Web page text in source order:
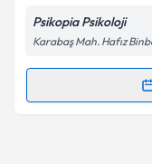
Kişisel
Metni'ni
Psikopia Psikoloji
Karabaş Mah. Hafız
Randevu